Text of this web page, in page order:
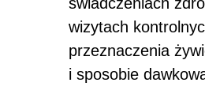
wizytach
przeznaczenia
i sposobie